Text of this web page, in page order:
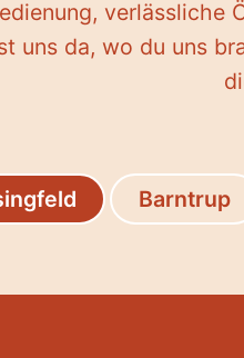
verlässliche
uns da, wo du uns
Barntrup